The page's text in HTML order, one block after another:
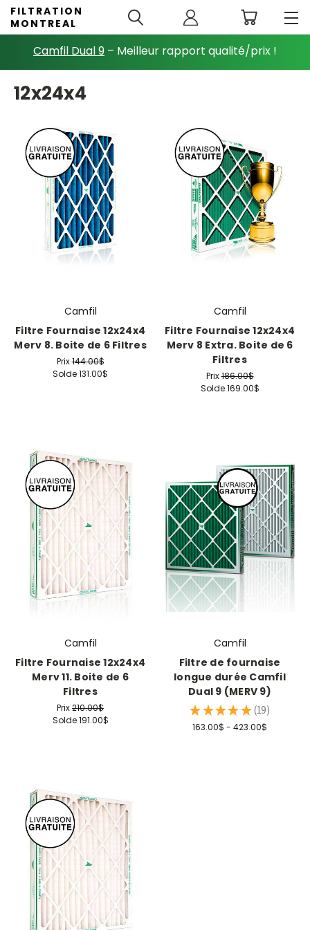
Camfil Dual 9 – Meilleur rapport qualité/prix !
FILTRATION
MONTREAL
12x24x4
Camfil
Filtre Fournaise 12x24x4
Merv 8. Boite de 6 Filtres
Prix144.00$
Solde131.00$
Camfil
Filtre Fournaise 12x24x4
Merv 8 Extra. Boite de 6
Filtres
Prix186.00$
Solde169.00$
Camfil
Filtre Fournaise 12x24x4
Merv 11. Boite de 6
Filtres
Prix210.00$
Solde191.00$
Camfil
Filtre de fournaise
longue durée Camfil
Dual 9 (MERV 9)
★ ★ ★ ★ ★ 19
19
163.00$ - 423.00$